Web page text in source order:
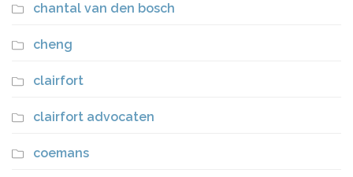
chantal van den bosch
cheng
clairfort
clairfort advocaten
coemans